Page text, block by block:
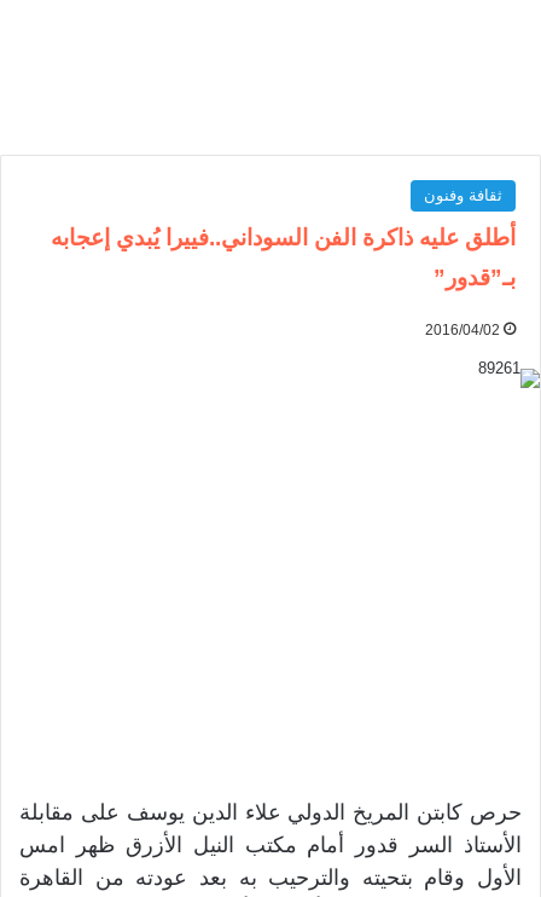
ثقافة وفنون
أطلق عليه ذاكرة الفن السوداني..فييرا يُبدي إعجابه
بـ”قدور”
2016/04/02
حرص كابتن المريخ الدولي علاء الدين يوسف على مقابلة
الأستاذ السر قدور أمام مكتب النيل الأزرق ظهر امس
الأول وقام بتحيته والترحيب به بعد عودته من القاهرة